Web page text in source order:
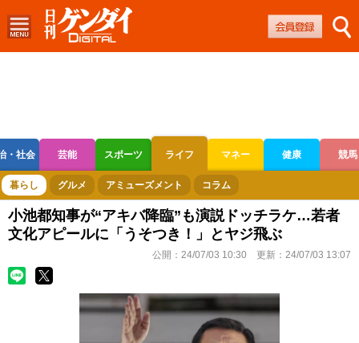
・社会 芸能 スポーツ ライフ マネー 健康 競馬
ボートレース 競輪 オートレース
暮らし グルメ アミューズメント コラム
小池都知事が“アキバ降臨”も演説ドッチラケ…若者
文化アピールに「うそつき！」とヤジ飛ぶ
公開： 24/07/03 10:30 更新： 24/07/03 13:07